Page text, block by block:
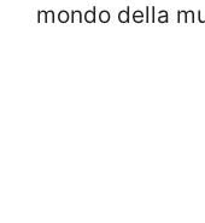
mondo della